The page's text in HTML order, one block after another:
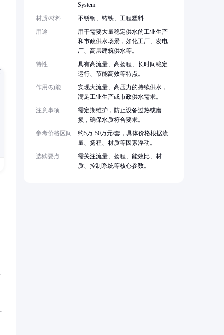
System
材质/材料
不锈钢、铸铁、工程塑料
用途
用于需要大量稳定供水的工业生产
和市政供水场景，如化工厂、发电
厂、高层建筑供水等。
特性
具有高流量、高扬程、长时间稳定
运行、节能高效等特点。
作用/功能
实现大流量、高压力的持续供水，
满足工业生产或市政供水需求。
注意事项
需定期维护，防止设备过热或磨
损，确保水质符合要求。
参考价格区间
约5万-50万元/套，具体价格根据流
量、扬程、材质等因素浮动。
选购要点
需关注流量、扬程、能效比、材
质、控制系统等核心参数。